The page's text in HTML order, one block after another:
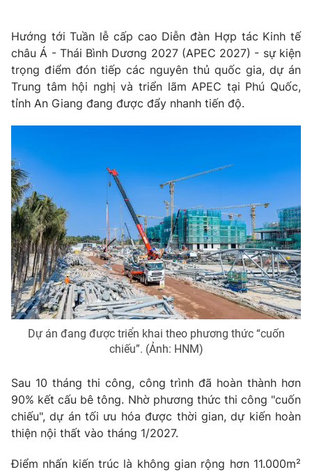
Thế giới đó đây
Câu chuyện quốc tế
Tài chính
Thị trường
Góc doanh nghiệp
Dữ liệu và đời sống
Truyền hình
Phim VTV
Hậu trường
Nhân vật
Khán giả
Giải sao mai
Điện ảnh
Âm nhạc
Sao
Đời sống
Du lịch
Làm đẹp
Chất lượng cuộc sống
Giáo dục
Tuyển sinh
Học trực tuyến
Công nghệ
Hitech Công nghệ tương lai
Sản phẩm
Thị trường
Giao lưu trực tuyến
Lịch phát sóng
Chuyên mục khác
Emagazine Podcast
Hướng tới Tuần lễ cấp cao Diễn đàn Hợp tác Kinh tế
châu Á - Thái Bình Dương 2027 (APEC 2027) - sự kiện
trọng điểm đón tiếp các nguyên thủ quốc gia, dự án
Trung tâm hội nghị và triển lãm APEC tại Phú Quốc,
tỉnh An Giang đang được đẩy nhanh tiến độ.
Dự án đang được triển khai theo phương thức “cuốn
chiếu”. (Ảnh: HNM)
Sau 10 tháng thi công, công trình đã hoàn thành hơn
90% kết cấu bê tông. Nhờ phương thức thi công "cuốn
chiếu", dự án tối ưu hóa được thời gian, dự kiến hoàn
thiện nội thất vào tháng 1/2027.
Điểm nhấn kiến trúc là không gian rộng hơn 11.000m²